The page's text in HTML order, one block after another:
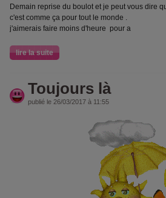
Demain reprise du boulot et je peut vous dire
c'est comme ça pour tout le monde .
j'aimerais faire moins d'heure pour a
lire la suite
Toujours là
publié le 26/03/2017 à 11:55